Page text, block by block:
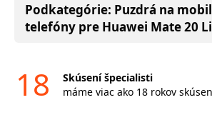
Podkategórie: Puzdrá na
telefóny pre Huawei Mate 20
18
Skúsení špecialisti
máme viac ako 18 rokov